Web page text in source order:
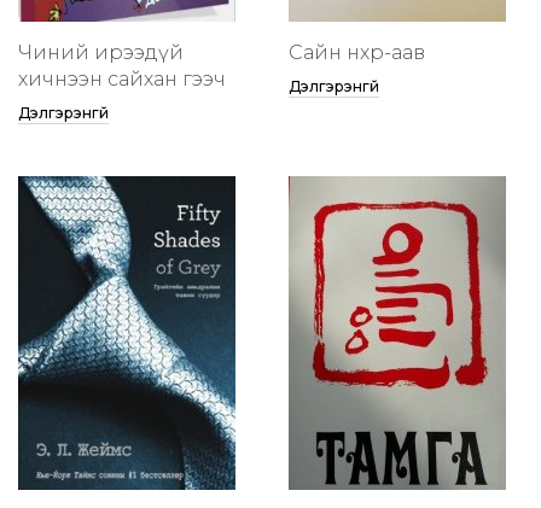
Чиний ирээдүй
хичнээн сайхан гээч
Дэлгэрэнгүй
Сайн нөхөр-аав
Дэлгэрэнгүй